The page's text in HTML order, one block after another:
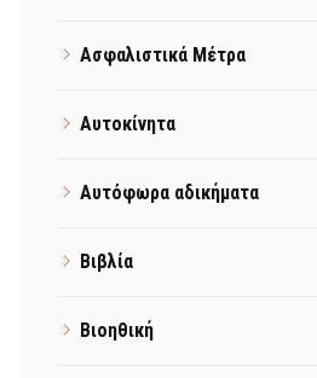
Ασφαλιστικά Μέτρα
Αυτοκίνητα
Αυτόφωρα αδικήματα
Βιβλία
Βιοηθική